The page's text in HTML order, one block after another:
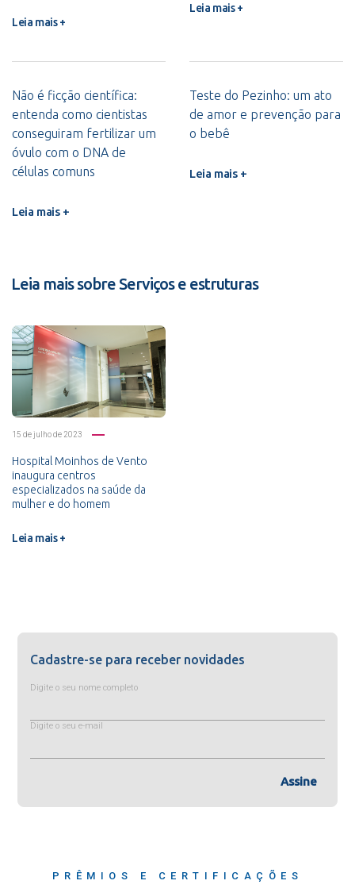
Leia mais +
Leia mais +
Não é ficção científica:
entenda como cientistas
conseguiram fertilizar um
óvulo com o DNA de
células comuns
Leia mais +
Teste do Pezinho: um ato
de amor e prevenção para
o bebê
Leia mais +
Leia mais sobre Serviços e estruturas
15 de julho de 2023
Hospital Moinhos de Vento
inaugura centros
especializados na saúde da
mulher e do homem
Leia mais +
Cadastre-se para receber novidades
Digite o seu nome completo
Digite o seu e-mail
Assine
PRÊMIOS E CERTIFICAÇÕES